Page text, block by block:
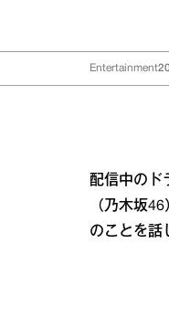
Entertainment
配信中のド
（乃木坂
のことを話